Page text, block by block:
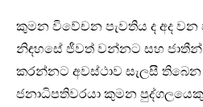
කුමන විවේචන පැවතිය ද අද වන
නිඳහසේ ජීවත් වන්නට සහ
කරන්නට අවස්ථාව සැලසී
ජනාධිපතිවරයා කුමන